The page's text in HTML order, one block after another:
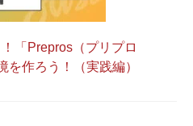
「Prepros（プリプロ
を作ろう！（実践編）